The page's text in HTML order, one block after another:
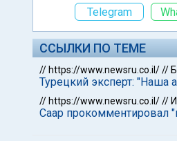
Telegram
ССЫЛКИ ПО ТЕМЕ
// https://www.newsru.co.il///
Турецкий эксперт: "Наша
// https://www.newsru.co.il///
Саар прокомментировал